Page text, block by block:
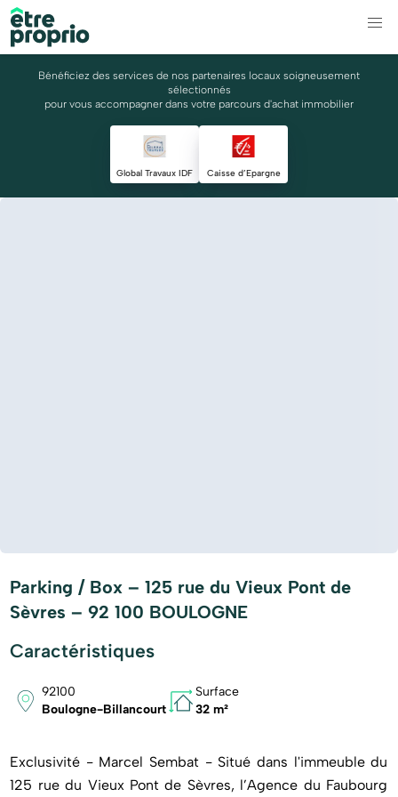
Bénéficiez des services de nos partenaires locaux soigneusement
sélectionnés
pour vous accompagner dans votre parcours d'achat immobilier
Global Travaux IDF Caisse d’Epargne
Parking / Box – 125 rue du Vieux Pont de
Sèvres – 92 100 BOULOGNE
Caractéristiques
92100
Boulogne-Billancourt
Surface
32 m²
Exclusivité - Marcel Sembat - Situé dans l'immeuble du
125 rue du Vieux Pont de Sèvres, l’Agence du Faubourg